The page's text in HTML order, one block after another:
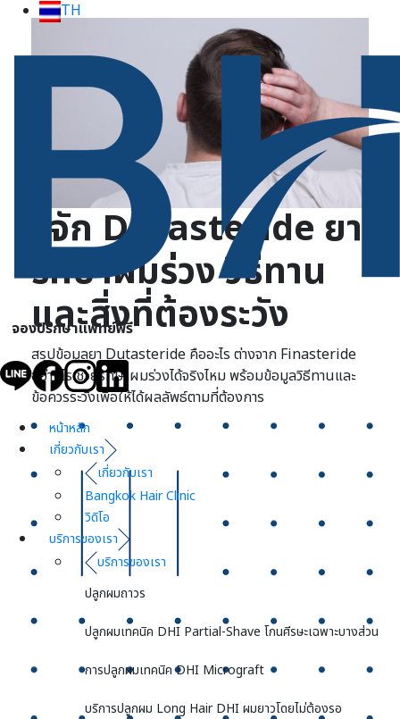
TH
จองปรึกษาแพทย์ฟรี
หน้าหลัก
เกี่ยวกับเรา
เกี่ยวกับเรา
Bangkok Hair Clinic
วิดิโอ
บริการของเรา
บริการของเรา
ปลูกผมถาวร
ปลูกผมเทคนิค DHI Partial-Shave โกนศีรษะเฉพาะบางส่วน
การปลูกผมเทคนิค DHI Micrograft
บริการปลูกผม Long Hair DHI ผมยาวโดยไม่ต้องรอ
รู้จัก Dutasteride ยา
รักษาผมร่วง วิธีทาน
และสิ่งที่ต้องระวัง
สรุปข้อมูลยา Dutasteride คืออะไร ต่างจาก Finasteride
อย่างไร ช่วยรักษาผมร่วงได้จริงไหม พร้อมข้อมูลวิธีทานและ
ข้อควรระวังเพื่อให้ได้ผลลัพธ์ตามที่ต้องการ